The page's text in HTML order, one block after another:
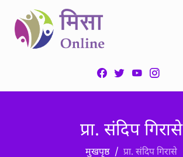
प्रा. संदिप गिरासे
मुखपृष्ठ प्रा. संदिप गिरासे